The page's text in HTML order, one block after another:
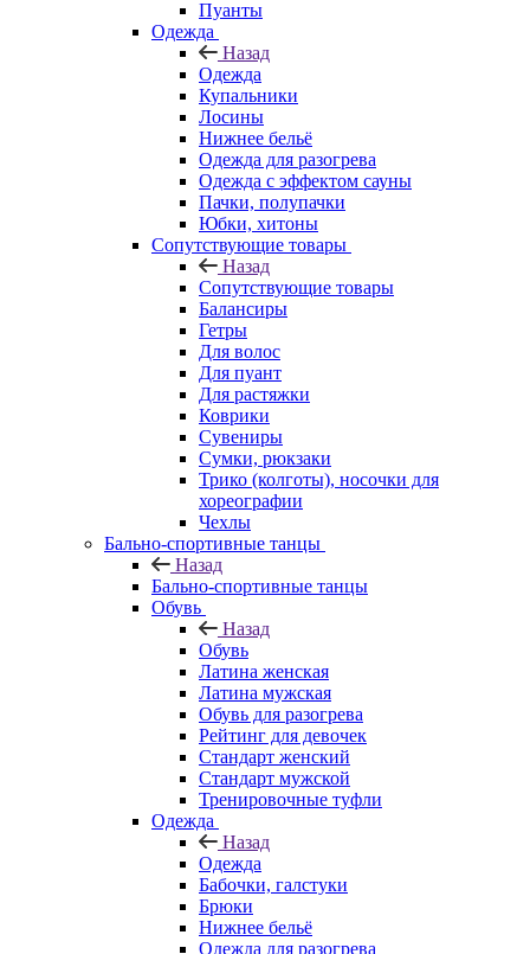
Пуанты
Одежда
Назад
Одежда
Купальники
Лосины
Нижнее бельё
Одежда для разогрева
Одежда с эффектом сауны
Пачки, полупачки
Юбки, хитоны
Сопутствующие товары
Назад
Сопутствующие товары
Балансиры
Гетры
Для волос
Для пуант
Для растяжки
Коврики
Сувениры
Сумки, рюкзаки
Трико (колготы), носочки для
хореографии
Чехлы
Бально-спортивные танцы
Назад
Бально-спортивные танцы
Обувь
Назад
Обувь
Латина женская
Латина мужская
Обувь для разогрева
Рейтинг для девочек
Стандарт женский
Стандарт мужской
Тренировочные туфли
Одежда
Назад
Одежда
Бабочки, галстуки
Брюки
Нижнее бельё
Одежда для разогрева